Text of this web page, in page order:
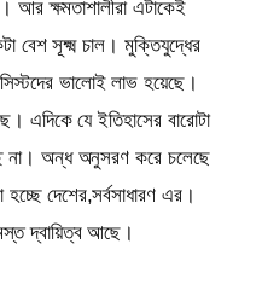
আর ক্ষমতাশালীরা এটাকেই
বেশ সূক্ষ্ম চাল। মুক্তিযুদ্ধের
ভালোই লাভ হয়েছে।
এদিকে যে ইতিহাসের বারোটা
না। অন্ধ অনুসরণ করে চলেছে
দেশের,সর্বসাধারণ এর।
দ্বায়িত্ব আছে।